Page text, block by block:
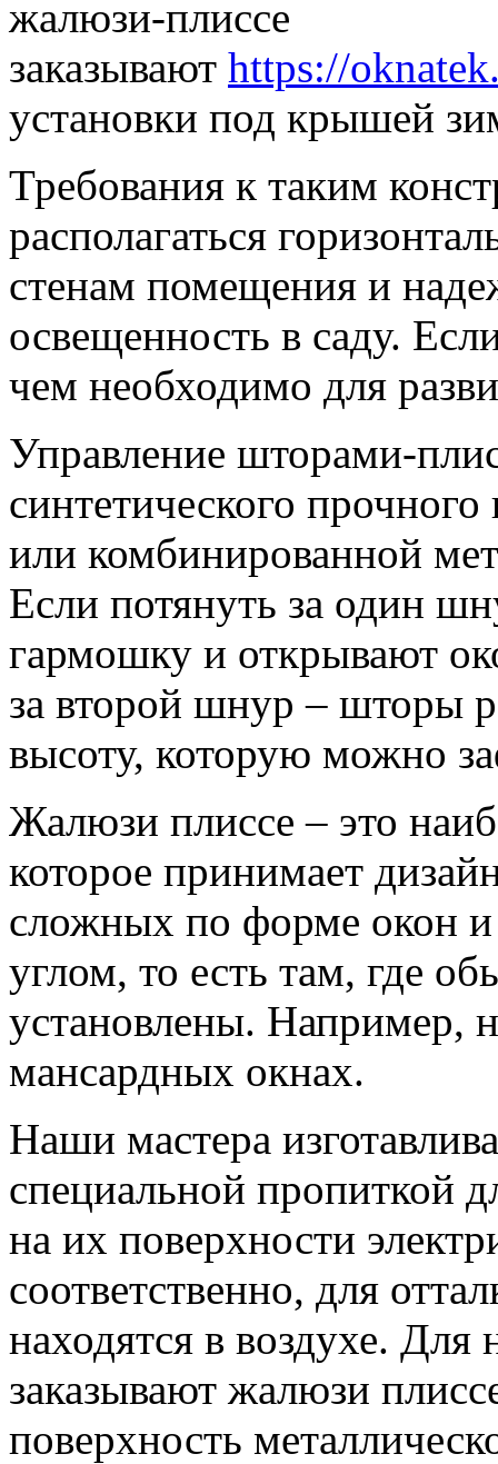
жалюзи-плиссе
заказывают https://
установки под крышей
Требования к таким
располагаться
стенам помещения и
освещенность в саду.
чем необходимо для
Управление шторами-
синтетического
или комбинированной
Если потянуть за один
гармошку и открывают
за второй шнур – шторы
высоту, которую можно
Жалюзи плиссе – это
которое принимает
сложных по форме окон
углом, то есть там, где
установлены. Например,
мансардных окнах.
Наши мастера
специальной пропиткой
на их поверхности
соответственно, для
находятся в воздухе.
заказывают жалюзи
поверхность